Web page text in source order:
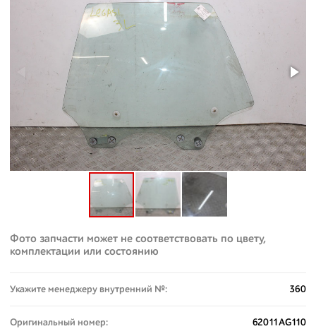
Фото запчасти может не соответствовать по цвету,
комплектации или состоянию
Укажите менеджеру внутренний №: 360
Оригинальный номер: 62011AG110